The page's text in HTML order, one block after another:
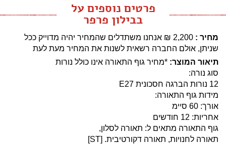
פרטים נוספים על
בבילון פרפר
מחיר : 2,200
₪ אנחנו משתדלים שהמחיר יהיה מדוייק ככל
שניתן, אולם החברה רשאית לשנות את המחיר מעת לעת
תיאור המוצר: *מחיר גוף התאורה אינו כולל נורות
סוג נורה:
12 נורות הברגה חסכונית E27
מידות גוף התאורה:
אורך: 60 סיימ
אחריות: 12 חודשים
גוף התאורה מתאים ל: תאורה לסלון,
תאורה לחנויות, תאורה דקורטיבית. [ST]